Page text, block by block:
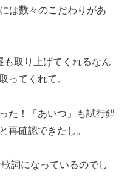
は数々のこだわりがあ
も取り上げてくれるなん
ってくれて。
た！「あいつ」も試行錯
再確認できたし。
詞になっているのでし